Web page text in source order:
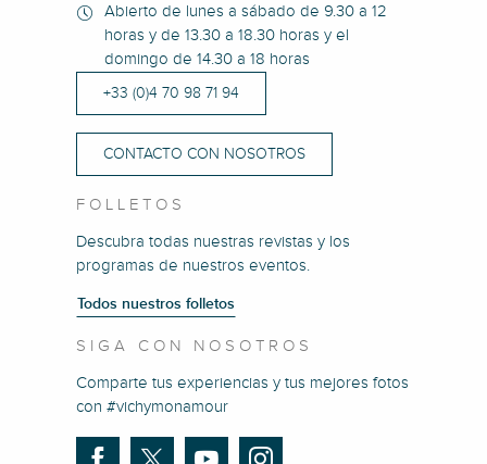
Abierto de lunes a sábado de 9.30 a 12
horas y de 13.30 a 18.30 horas y el
domingo de 14.30 a 18 horas
+33 (0)4 70 98 71 94
CONTACTO CON NOSOTROS
FOLLETOS
Descubra todas nuestras revistas y los
programas de nuestros eventos.
Todos nuestros folletos
SIGA CON NOSOTROS
Comparte tus experiencias y tus mejores fotos
con #vichymonamour